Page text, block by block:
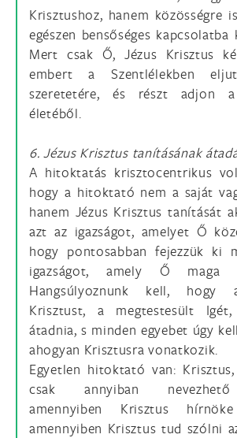
Krisztushoz, hanem közösségre
egészen bensőséges
Mert csak Ő, Jézus Krisztus
embert a Szentlélekben
szeretetére, és részt adjon a
életéből.
6. Jézus Krisztus tanításának
A hitoktatás krisztocentrikus
hogy a hitoktató nem a saját
hanem Jézus Krisztus tanítását
azt az igazságot, amelyet Ő
hogy pontosabban fejezzük ki
igazságot, amely Ő maga
Hangsúlyoznunk kell, hogy
Krisztust, a megtestesült
átadnia, s minden egyebet úgy
ahogyan Krisztusra vonatkozik.
Egyetlen hitoktató van:
csak annyiban
amennyiben Krisztus
amennyiben Krisztus tud szólni